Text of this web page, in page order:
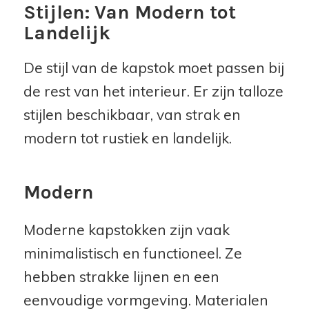
Stijlen: Van Modern tot
Landelijk
De stijl van de kapstok moet passen bij
de rest van het interieur. Er zijn talloze
stijlen beschikbaar, van strak en
modern tot rustiek en landelijk.
Modern
Moderne kapstokken zijn vaak
minimalistisch en functioneel. Ze
hebben strakke lijnen en een
eenvoudige vormgeving. Materialen